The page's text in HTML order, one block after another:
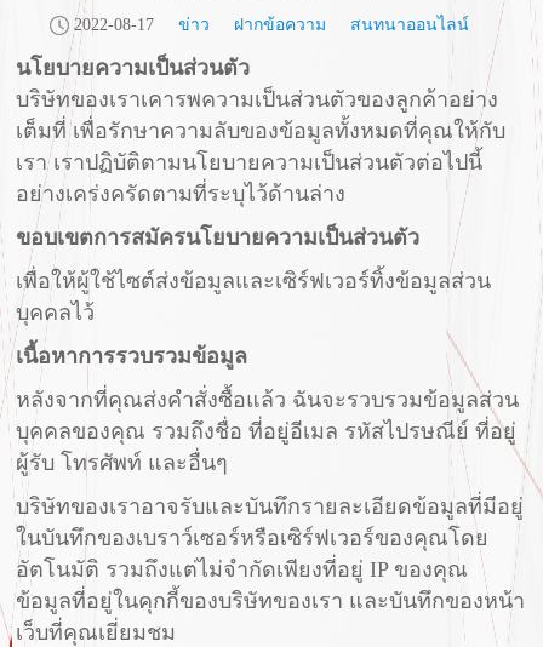
2022-08-17 ข่าว ฝากข้อความ สนทนาออนไลน์
นโยบายความเป็นส่วนตัว
บริษัทของเราเคารพความเป็นส่วนตัวของลูกค้าอย่าง
เต็มที่ เพื่อรักษาความลับของข้อมูลทั้งหมดที่คุณให้กับ
เรา เราปฏิบัติตามนโยบายความเป็นส่วนตัวต่อไปนี้
อย่างเคร่งครัดตามที่ระบุไว้ด้านล่าง
ขอบเขตการสมัครนโยบายความเป็นส่วนตัว
เพื่อให้ผู้ใช้ไซต์ส่งข้อมูลและเซิร์ฟเวอร์ทิ้งข้อมูลส่วน
บุคคลไว้
เนื้อหาการรวบรวมข้อมูล
หลังจากที่คุณส่งคำสั่งซื้อแล้ว ฉันจะรวบรวมข้อมูลส่วน
บุคคลของคุณ รวมถึงชื่อ ที่อยู่อีเมล รหัสไปรษณีย์ ที่อยู่
ผู้รับ โทรศัพท์ และอื่นๆ
บริษัทของเราอาจรับและบันทึกรายละเอียดข้อมูลที่มีอยู่
ในบันทึกของเบราว์เซอร์หรือเซิร์ฟเวอร์ของคุณโดย
อัตโนมัติ รวมถึงแต่ไม่จำกัดเพียงที่อยู่ IP ของคุณ
ข้อมูลที่อยู่ในคุกกี้ของบริษัทของเรา และบันทึกของหน้า
เว็บที่คุณเยี่ยมชม